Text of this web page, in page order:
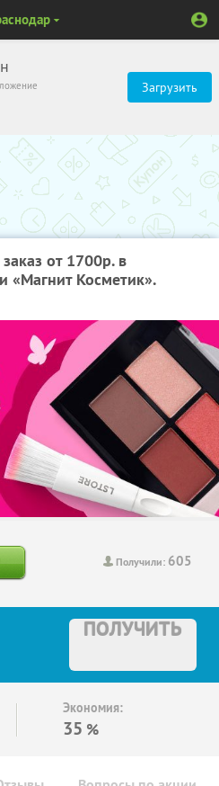
Загрузить
от 1700р. в
Косметик».
Получили: 605
ПОЛУЧИТЬ
Экономия:
35 %